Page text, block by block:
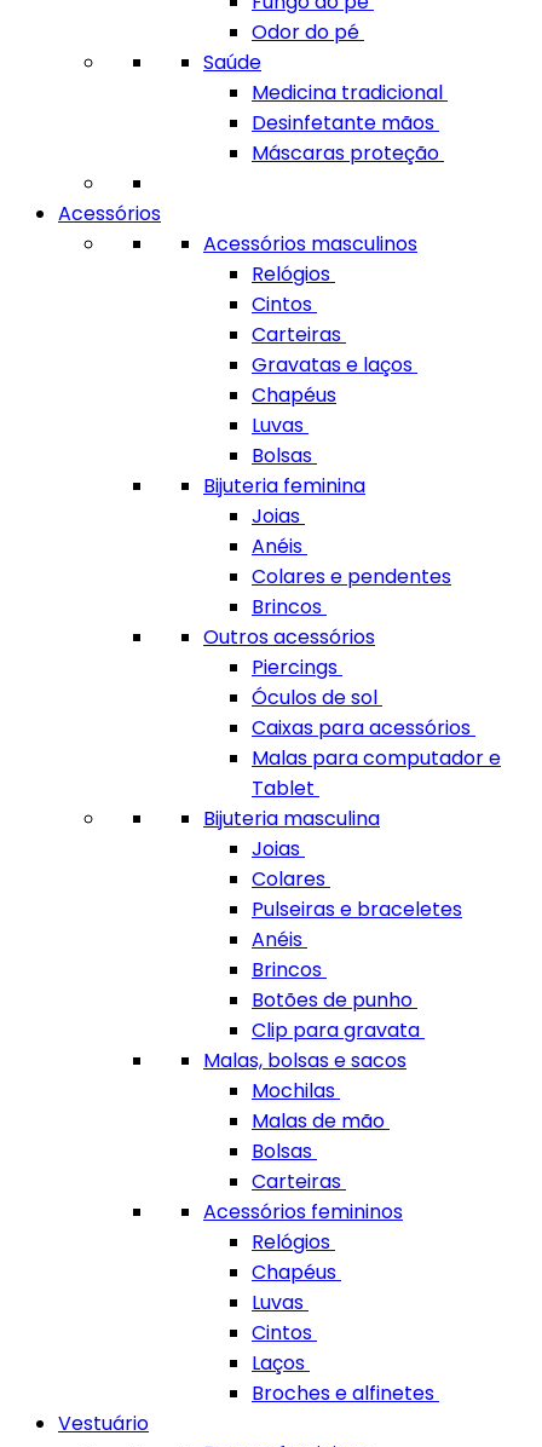
Odor do pé
Saúde
Medicina tradicional
Desinfetante mãos
Máscaras proteção
Acessórios
Acessórios masculinos
Relógios
Cintos
Carteiras
Gravatas e laços
Chapéus
Luvas
Bolsas
Bijuteria feminina
Joias
Anéis
Colares e pendentes
Brincos
Outros acessórios
Piercings
Óculos de sol
Caixas para acessórios
Malas para computador e
Tablet
Bijuteria masculina
Joias
Colares
Pulseiras e braceletes
Anéis
Brincos
Botões de punho
Clip para gravata
Malas, bolsas e sacos
Mochilas
Malas de mão
Bolsas
Carteiras
Acessórios femininos
Relógios
Chapéus
Luvas
Cintos
Laços
Broches e alfinetes
Vestuário